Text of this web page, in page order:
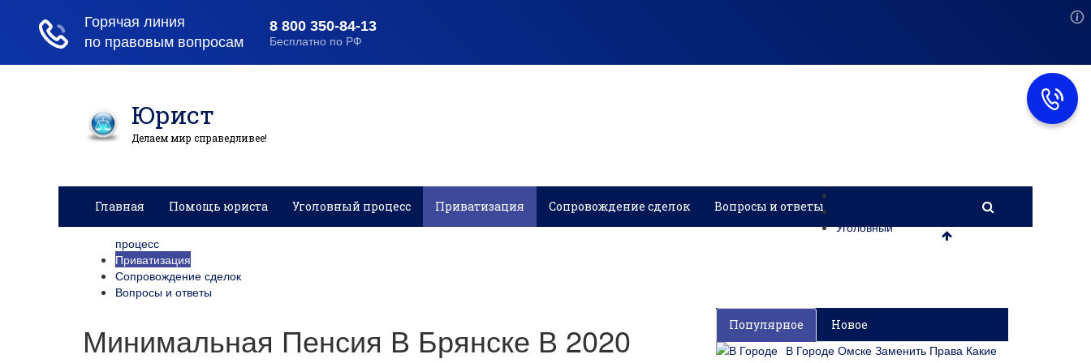
Юрист
Делаем мир справедливее!
Главная Помощь юриста Уголовный процесс Приватизация Сопровождение сделок Вопросы и ответы
Уголовный
процесс
Приватизация
Сопровождение сделок
Вопросы и ответы
Минимальная Пенсия В Брянске В 2020 Популярное Новое
В Городе Омске Заменить Права Какие